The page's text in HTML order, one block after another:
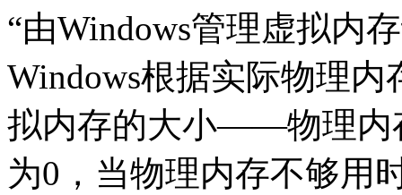
“由Windows管理虚拟内
Windows根据实际物理
拟内存的大小——物理内
为0，当物理内存不够用